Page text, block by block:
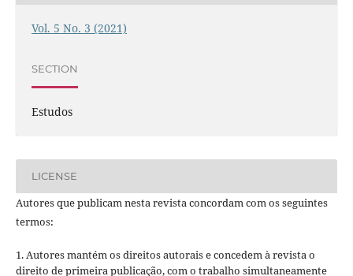
Vol. 5 No. 3 (2021)
SECTION
Estudos
LICENSE
Autores que publicam nesta revista concordam com os seguintes
termos:
1. Autores mantém os direitos autorais e concedem à revista o
direito de primeira publicação, com o trabalho simultaneamente